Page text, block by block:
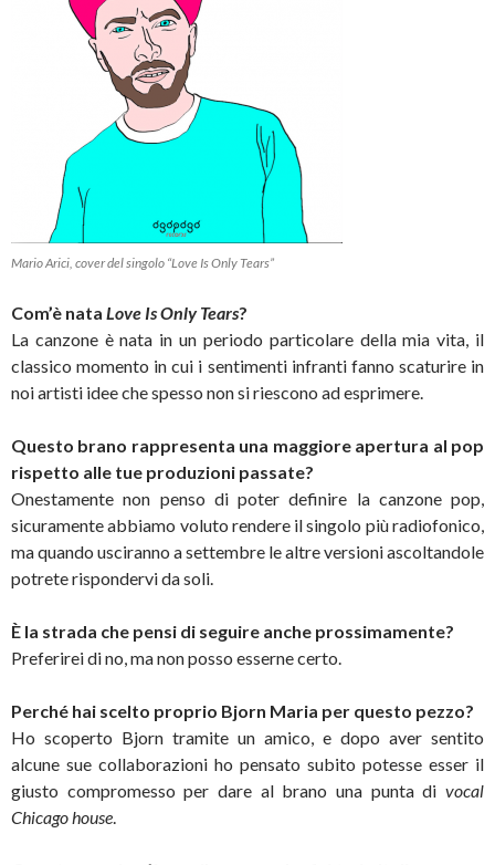
Mario Arici, cover del singolo “Love Is Only Tears”
Com’è nata Love Is Only Tears?
La canzone è nata in un periodo particolare della mia vita, il
classico momento in cui i sentimenti infranti fanno scaturire in
noi artisti idee che spesso non si riescono ad esprimere.
Questo brano rappresenta una maggiore apertura al pop
rispetto alle tue produzioni passate?
Onestamente non penso di poter definire la canzone pop,
sicuramente abbiamo voluto rendere il singolo più radiofonico,
ma quando usciranno a settembre le altre versioni ascoltandole
potrete rispondervi da soli.
È la strada che pensi di seguire anche prossimamente?
Preferirei di no, ma non posso esserne certo.
Perché hai scelto proprio Bjorn Maria per questo pezzo?
Ho scoperto Bjorn tramite un amico, e dopo aver sentito
alcune sue collaborazioni ho pensato subito potesse esser il
giusto compromesso per dare al brano una punta di vocal
Chicago house